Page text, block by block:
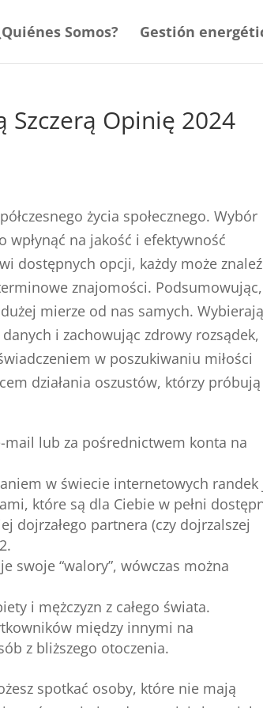
Somos? Gestión
Szczerą Opinię 2024
życia społecznego. Wybór
na jakość i efektywność
dostępnych opcji, każdy może
znajomości. Podsumowując,
mierze od nas samych.
i zachowując zdrowy rozsądek,
w poszukiwaniu miłości
działania oszustów, którzy próbują
lub za pośrednictwem konta na
w świecie internetowych randek
które są dla Ciebie w pełni
dojrzałego partnera (czy dojrzalszej
swoje “walory”, wówczas można
i mężczyzn z całego świata.
między innymi na
z bliższego otoczenia.
spotkać osoby, które nie mają